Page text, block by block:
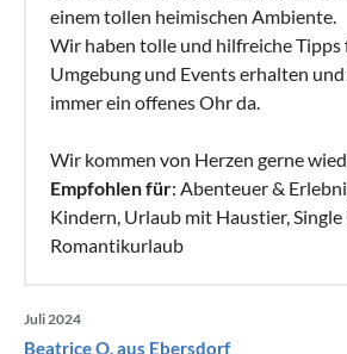
einem tollen heimischen Ambiente.
Wir haben tolle und hilfreiche Tipps
Umgebung und Events erhalten
immer ein offenes Ohr da.
Wir kommen von Herzen gerne
Empfohlen für: Abenteuer &
Kindern, Urlaub mit Haustier, Single
Romantikurlaub
Juli 2024
Beatrice O. aus Ebersdorf